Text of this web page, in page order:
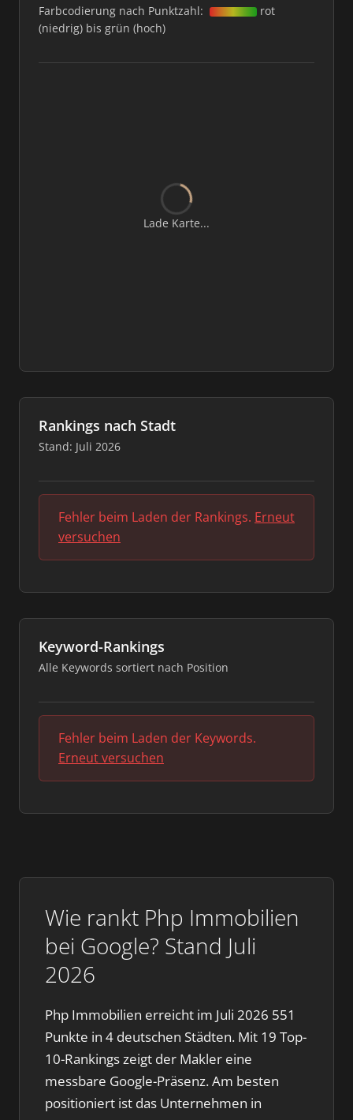
Wie rankt Php Immobilien
bei Google? Stand Juli
2026
Php Immobilien erreicht im Juli 2026 551
Punkte in 4 deutschen Städten. Mit 19 Top-
10-Rankings zeigt der Makler eine
messbare Google-Präsenz. Am besten
positioniert ist das Unternehmen in
Farbcodierung nach Punktzahl:
rot
(niedrig) bis grün (hoch)
Lade Karte...
Rankings nach Stadt
Stand: Juli 2026
Fehler beim Laden der Rankings. Erneut
versuchen
Keyword-Rankings
Alle Keywords sortiert nach Position
Fehler beim Laden der Keywords.
Erneut versuchen